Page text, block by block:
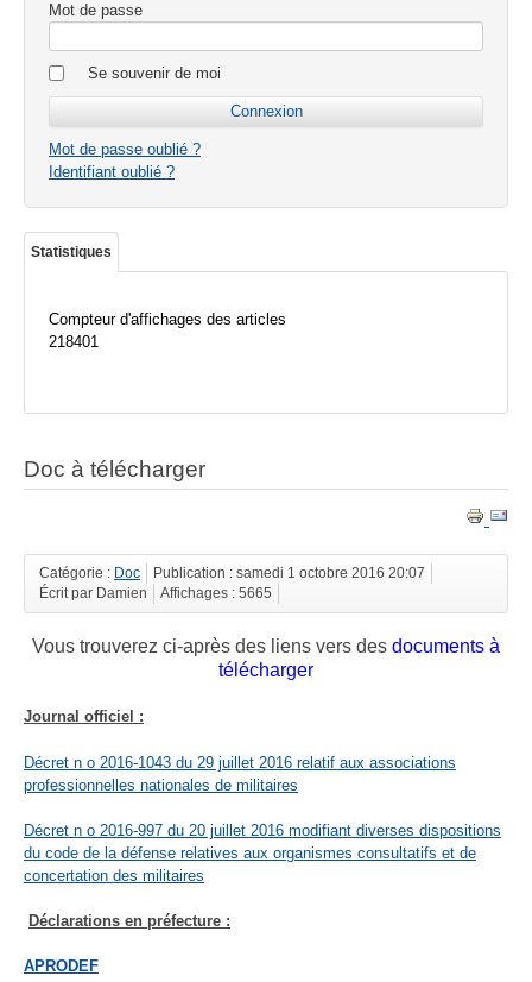
Mot de passe
Se souvenir de moi
Mot de passe oublié ?
Identifiant oublié ?
Statistiques
Compteur d'affichages des articles
218401
Doc à télécharger
Catégorie : Doc
Publication : samedi 1 octobre 2016 20:07
Écrit par Damien
Affichages : 5665
Vous trouverez ci-après des liens vers des documents à
télécharger
Journal officiel :
Décret n o 2016-1043 du 29 juillet 2016 relatif aux associations
professionnelles nationales de militaires
Décret n o 2016-997 du 20 juillet 2016 modifiant diverses dispositions
du code de la défense relatives aux organismes consultatifs et de
concertation des militaires
Déclarations en préfecture :
APRODEF